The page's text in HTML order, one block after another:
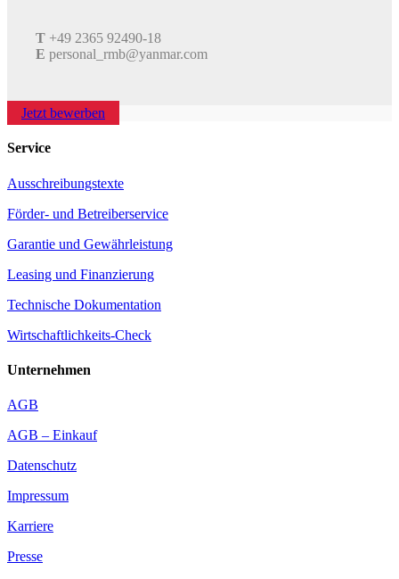
T +49 2365 92490-18
E personal_rmb@yanmar.com
Jetzt bewerben
Service
Ausschreibungstexte
Förder- und Betreiberservice
Garantie und Gewährleistung
Leasing und Finanzierung
Technische Dokumentation
Wirtschaftlichkeits-Check
Unternehmen
AGB
AGB – Einkauf
Datenschutz
Impressum
Karriere
Presse